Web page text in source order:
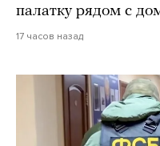
палатку рядом с
17 часов назад